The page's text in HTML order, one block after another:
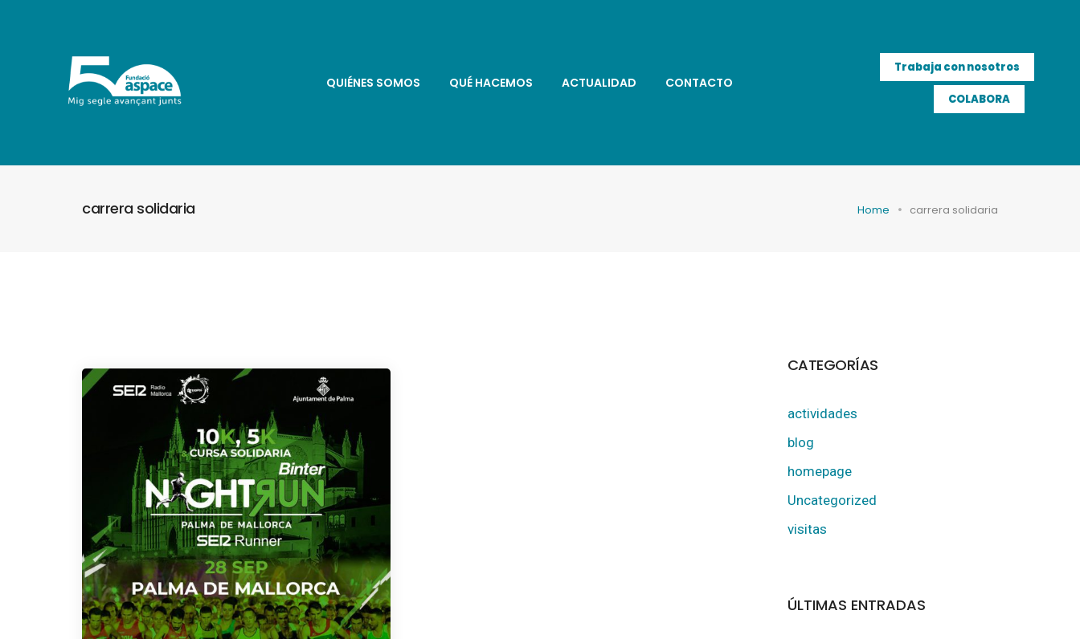
QUIÉNES SOMOS QUÉ HACEMOS ACTUALIDAD CONTACTO
Trabaja con nosotros
COLABORA
carrera solidaria Home carrera solidaria
CATEGORÍAS
actividades
blog
homepage
Uncategorized
visitas
ÚLTIMAS ENTRADAS